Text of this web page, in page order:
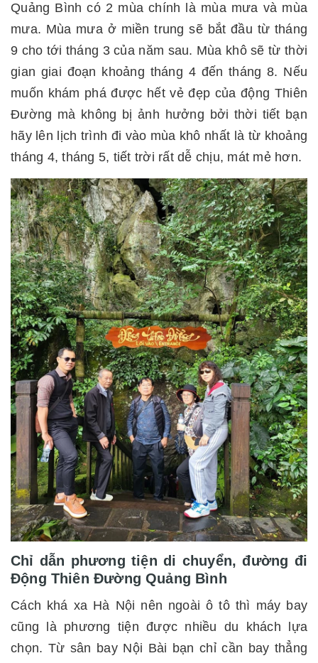
Quảng Bình có 2 mùa chính là mùa mưa và mùa
mưa. Mùa mưa ở miền trung sẽ bắt đầu từ tháng
9 cho tới tháng 3 của năm sau. Mùa khô sẽ từ thời
gian giai đoạn khoảng tháng 4 đến tháng 8. Nếu
muốn khám phá được hết vẻ đẹp của động Thiên
Đường mà không bị ảnh hưởng bởi thời tiết bạn
hãy lên lịch trình đi vào mùa khô nhất là từ khoảng
tháng 4, tháng 5, tiết trời rất dễ chịu, mát mẻ hơn.
Chỉ dẫn phương tiện di chuyển, đường đi
Động Thiên Đường Quảng Bình
Cách khá xa Hà Nội nên ngoài ô tô thì máy bay
cũng là phương tiện được nhiều du khách lựa
chọn. Từ sân bay Nội Bài bạn chỉ cần bay thẳng